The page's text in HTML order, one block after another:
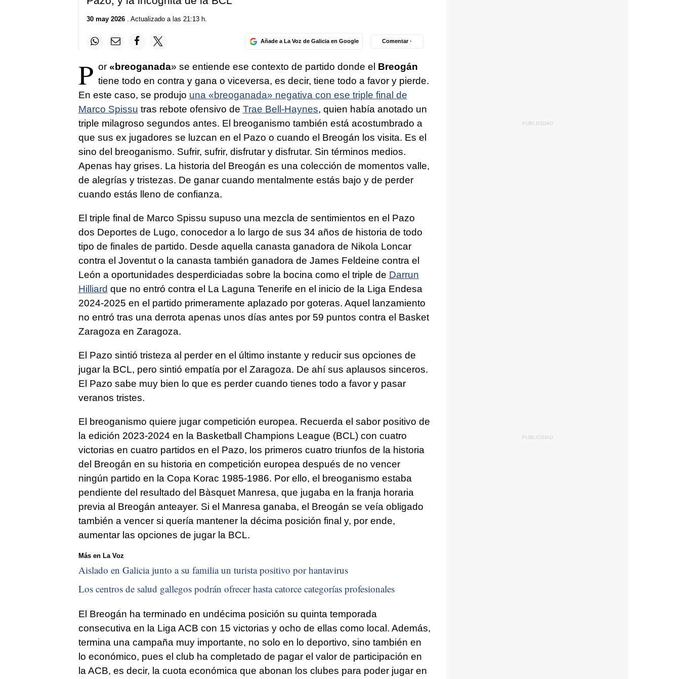
30 may 2026. Actualizado a las 21:13 h.
Añade a La Voz de Galicia en Google Comentar ·
P or «breoganada» se entiende ese contexto de partido donde el Breogán
tiene todo en contra y gana o viceversa, es decir, tiene todo a favor y pierde.
En este caso, se produjo una «breoganada» negativa con ese triple final de
Marco Spissu tras rebote ofensivo de Trae Bell-Haynes, quien había anotado un
triple milagroso segundos antes. El breoganismo también está acostumbrado a
que sus ex jugadores se luzcan en el Pazo o cuando el Breogán los visita. Es el
sino del breoganismo. Sufrir, sufrir, disfrutar y disfrutar. Sin términos medios.
Apenas hay grises. La historia del Breogán es una colección de momentos valle,
de alegrías y tristezas. De ganar cuando mentalmente estás bajo y de perder
cuando estás lleno de confianza.
El triple final de Marco Spissu supuso una mezcla de sentimientos en el Pazo
dos Deportes de Lugo, conocedor a lo largo de sus 34 años de historia de todo
tipo de finales de partido. Desde aquella canasta ganadora de Nikola Loncar
contra el Joventut o la canasta también ganadora de James Feldeine contra el
León a oportunidades desperdiciadas sobre la bocina como el triple de Darrun
Hilliard que no entró contra el La Laguna Tenerife en el inicio de la Liga Endesa
2024-2025 en el partido primeramente aplazado por goteras. Aquel lanzamiento
no entró tras una derrota apenas unos días antes por 59 puntos contra el Basket
Zaragoza en Zaragoza.
El Pazo sintió tristeza al perder en el último instante y reducir sus opciones de
jugar la BCL, pero sintió empatía por el Zaragoza. De ahí sus aplausos sinceros.
El Pazo sabe muy bien lo que es perder cuando tienes todo a favor y pasar
veranos tristes.
El breoganismo quiere jugar competición europea. Recuerda el sabor positivo de
la edición 2023-2024 en la Basketball Champions League (BCL) con cuatro
victorias en cuatro partidos en el Pazo, los primeros cuatro triunfos de la historia
del Breogán en su historia en competición europea después de no vencer
ningún partido en la Copa Korac 1985-1986. Por ello, el breoganismo estaba
pendiente del resultado del Bàsquet Manresa, que jugaba en la franja horaria
previa al Breogán anteayer. Si el Manresa ganaba, el Breogán se veía obligado
también a vencer si quería mantener la décima posición final y, por ende,
aumentar las opciones de jugar la BCL.
Más en La Voz
Aislado en Galicia junto a su familia un turista positivo por hantavirus
Los centros de salud gallegos podrán ofrecer hasta catorce categorías profesionales
El Breogán ha terminado en undécima posición su quinta temporada
consecutiva en la Liga ACB con 15 victorias y ocho de ellas como local. Además,
termina una campaña muy importante, no solo en lo deportivo, sino también en
lo económico, pues el club ha completado de pagar el valor de participación en
la ACB, es decir, la cuota económica que abonan los clubes para poder jugar en